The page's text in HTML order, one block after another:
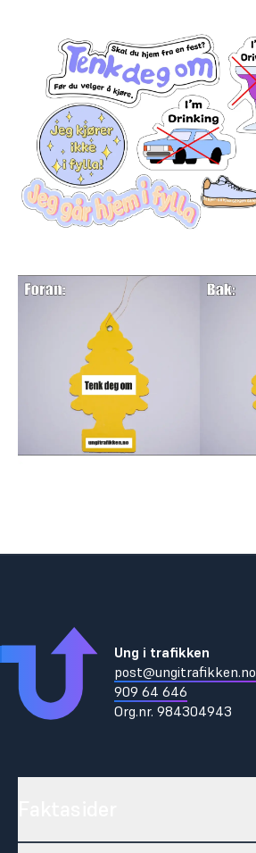
Ung i trafikken
post@ungitrafikken.no
909 64 646
Org.nr.984304943